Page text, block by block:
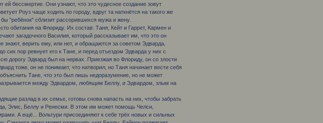
бессмертие. Они узнают, что это чудесное создание зовут
Роуз чаще ходить по городу, вдруг та наткнётся на такого же
"ребёнок" сблизит рассорившихся мужа и жену.
обитания на Флориду. Их состав: Таня, Кейт и Гаррет, Кармен и
загадочного Василия, который рассказывает им, что это он
знают, верить ему, или нет, и обращаются за советом Эдварда,
сих пор ревнует его к Тане, и перед отъездом Эдварда у них с
дорогу Эдвард был на нервах. Приезжая во Флориду, он со злости
тоже, он не понимает, что натворил, но Таня начинает вести себя
Тане, что это был лишь недоразумение, но не может
между Эдвардом, любящим Беллу, и Эдвардом, злым на
разлад в их семье, готовы снова напасть на них, чтобы забрать
Элис, Беллу и Ренесми. В этом им может помощь Челси,
А ещё... Вольтури присоединяют к себе трёх новых и сильных